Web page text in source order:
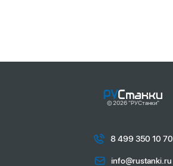
© 2026 "РУСтанки"
8 499 350 10 70
info@rustanki.ru